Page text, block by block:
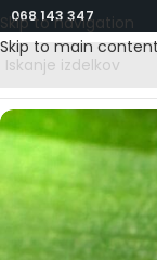
Skip to navigation
Skip to main content
068 143 347